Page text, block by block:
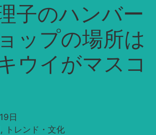
子のハンバー
ップの場所は
ウイがマスコ
日
, トレンド・文化